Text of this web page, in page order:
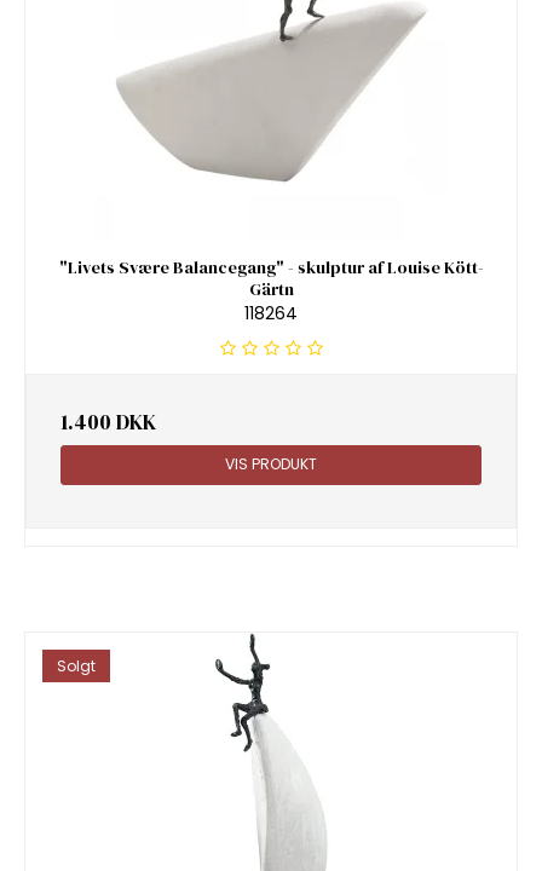
"Livets Svære Balancegang" - skulptur af Louise Kött-
Gärtn
118264
1.400 DKK
VIS PRODUKT
Solgt